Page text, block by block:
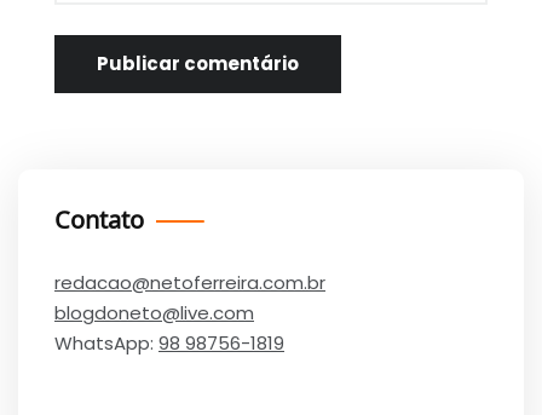
Contato
redacao@netoferreira.com.br
blogdoneto@live.com
WhatsApp: 98 98756-1819